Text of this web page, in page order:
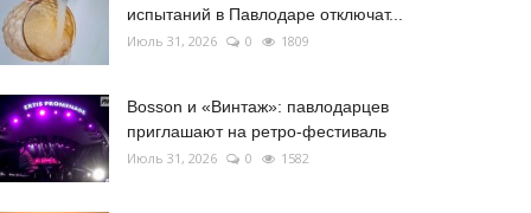
испытаний в Павлодаре отключат...
Июль 31, 2026 0 1809
Bosson и «Винтаж»: павлодарцев
приглашают на ретро-фестиваль
Июль 31, 2026 0 1582